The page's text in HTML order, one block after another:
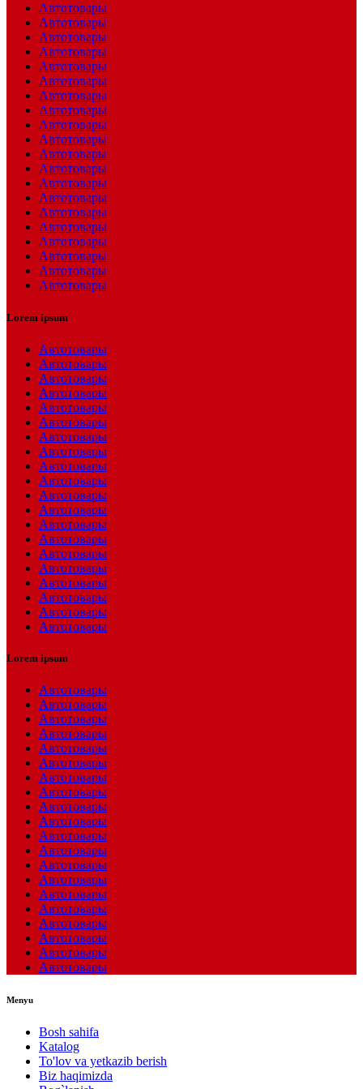
Автотовары
Автотовары
Автотовары
Автотовары
Автотовары
Автотовары
Автотовары
Автотовары
Автотовары
Автотовары
Автотовары
Автотовары
Автотовары
Автотовары
Автотовары
Автотовары
Автотовары
Автотовары
Автотовары
Автотовары
Lorem ipsum
Автотовары
Автотовары
Автотовары
Автотовары
Автотовары
Автотовары
Автотовары
Автотовары
Автотовары
Автотовары
Автотовары
Автотовары
Автотовары
Автотовары
Автотовары
Автотовары
Автотовары
Автотовары
Автотовары
Автотовары
Lorem ipsum
Автотовары
Автотовары
Автотовары
Автотовары
Автотовары
Автотовары
Автотовары
Автотовары
Автотовары
Автотовары
Автотовары
Автотовары
Автотовары
Автотовары
Автотовары
Автотовары
Автотовары
Автотовары
Автотовары
Автотовары
Menyu
Bosh sahifa
Katalog
To'lov va yetkazib berish
Biz haqimizda